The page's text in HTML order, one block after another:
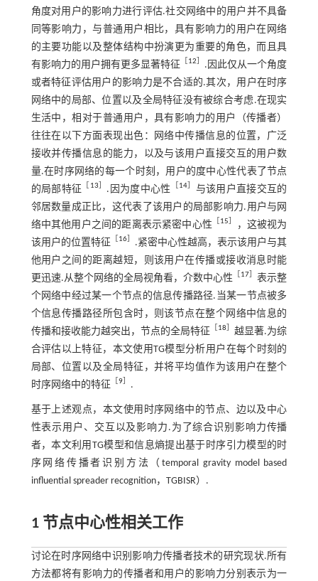
角度对用户的影响力进行评估.社交网络中的用户并不具备
同等影响力，与普通用户相比，具有影响力的用户在网络
的主要功能以及整体结构中扮演更为重要的角色，而且具
有影响力的用户拥有更多显著特征 ［12］ .因此仅从一个角度
或者特征评估用户的影响力是不合适的.其次，用户在时序
网络中的局部、位置以及全局特征没有被综合考虑.在现实
生活中，相对于普通用户，具有影响力的用户（传播者）
往往在以下方面表现出色：网络中传播信息的位置，广泛
接收并传播信息的能力，以及与该用户直接交互的用户数
量.在时序网络的每一个时刻，用户的度中心性代表了节点
的局部特征
［ 13］ .因为度中心性 ［14］ 与该用户直接交互的
邻居数量成正比，这代表了该用户的局部影响力.用户与网
络中其他用户之间的距离表示紧密中心性 ［15］
，这被视为
该用户的位置特征 ［16］ .紧密中心性越高，表示该用户与其
他用户之间的距离越短，则该用户在传播或接收消息时能
更迅速.从整个网络的全局视角看，介数中心性
［17］ 表示整
个网络中经过某一个节点的信息传播路径.当某一节点被多
个信息传播路径所包含时，则该节点在整个网络中信息的
传播和接收能力越突出，节点的全局特征
［18］越显著.为综
合评估以上特征，本文使用TG模型分析用户在每个时刻的
局部、位置以及全局特征，并将平均值作为该用户在整个
时序网络中的特征 ［9］ .
基于上述观点，本文使用时序网络中的节点、边以及中心
性表示用户、交互以及影响力.为了综合识别影响力传播
者，本文利用TG模型和信息熵提出基于时序引力模型的时
序网络传播者识别方法（temporal gravity model based
influential spreader recognition，TGBISR）.
1 节点中心性相关工作
讨论在时序网络中识别影响力传播者技术的研究现状.所有
方法都将有影响力的传播者和用户的影响力分别表示为一